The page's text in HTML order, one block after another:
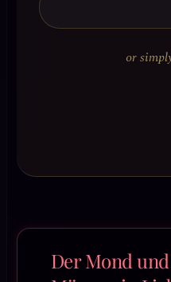
or
Der Mond